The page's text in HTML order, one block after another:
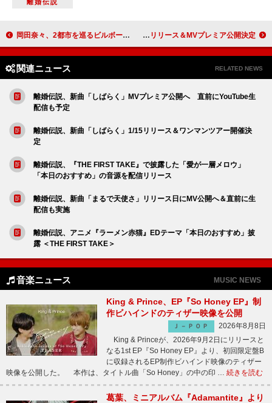
離婚伝説
岡田奈々、2都市を巡るビルボードライブ・ツアー開催決定 荒谷翔大、新曲「ピーナッツバター」5/9配信リリース＆MVプレミア公開決定
関連ニュース RELATED NEWS
離婚伝説、新曲「しばらく」MVプレミア公開へ 直前にYouTube生
配信も予定
離婚伝説、新曲「しばらく」1/15リリース＆ワンマンツアー開催決
定
離婚伝説、『THE FIRST TAKE』で披露した「愛が一層メロウ」
「本日のおすすめ」の音源を配信リリース
離婚伝説、新曲「まるで天使さ」リリース日にMV公開へ＆直前に生
配信も実施
離婚伝説、アニメ『ラーメン赤猫』EDテーマ「本日のおすすめ」披
露 ＜THE FIRST TAKE＞
音楽ニュース MUSIC NEWS
King & Prince、EP『So Honey EP』制
作ビハインドのティザー映像を公開
Ｊ－ＰＯＰ
2026年8月8日
King & Princeが、2026年9月2日にリリースと
なる1st EP『So Honey EP』より、初回限定盤B
に収録されるEP制作ビハインド映像のティザー
映像を公開した。 本作は、タイトル曲「So Honey」の中の印 … 続きを読む
葛葉、ミニアルバム『Adamantite』より